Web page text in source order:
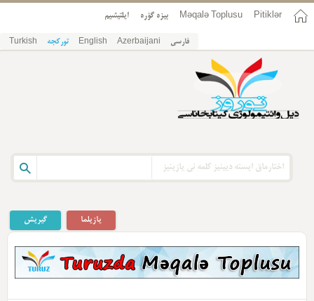
Pitiklər
Məqalə Toplusu بیزه گؤره ایلتیشیم
فارسی Azerbaijani
English تورکجه Turkish
گیریش یازیلما